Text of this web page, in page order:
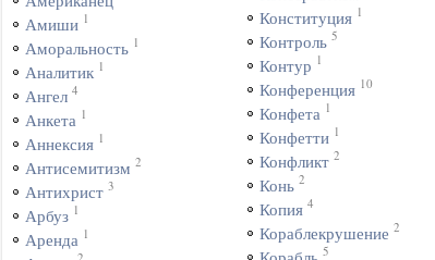
Амиши 1
Аморальность 1
Аналитик 1
Ангел 4
Анкета 1
Аннексия 1
Антисемитизм 2
Антихрист 3
Арбуз 1
Аренда 1
Конституция 1
Контроль 5
Контур 1
Конференция 10
Конфета 1
Конфетти 1
Конфликт 2
Конь 2
Копия 4
Кораблекрушение 2
5